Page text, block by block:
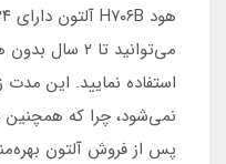
می‌توانید تا
پس از فروش آلتون